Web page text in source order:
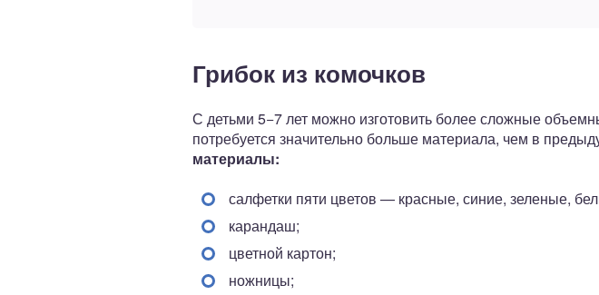
Грибок из комочков
С детьми 5−7 лет можно изготовить более сложные
потребуется значительно больше материала, чем в
материалы:
салфетки пяти цветов — красные, синие, зеленые,
карандаш;
цветной картон;
ножницы;